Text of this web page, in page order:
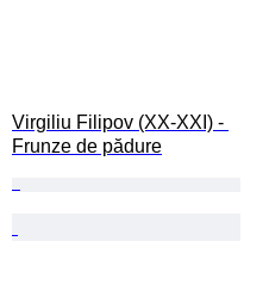
Virgiliu Filipov (XX-XXI) -
Frunze de pădure